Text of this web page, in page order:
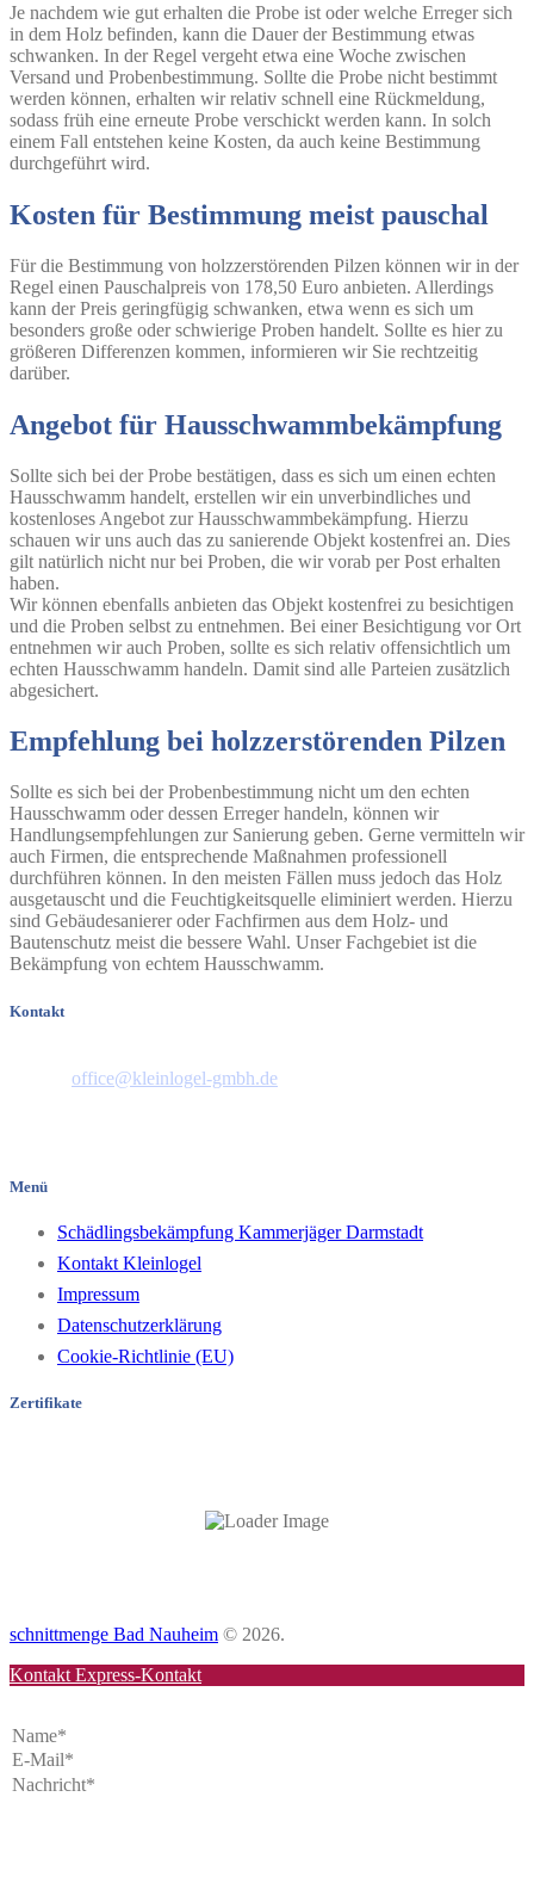
Je nachdem wie gut erhalten die Probe ist oder welche Erreger sich
in dem Holz befinden, kann die Dauer der Bestimmung etwas
schwanken. In der Regel vergeht etwa eine Woche zwischen
Versand und Probenbestimmung. Sollte die Probe nicht bestimmt
werden können, erhalten wir relativ schnell eine Rückmeldung,
sodass früh eine erneute Probe verschickt werden kann. In solch
einem Fall entstehen keine Kosten, da auch keine Bestimmung
durchgeführt wird.
Kosten für Bestimmung meist pauschal
Für die Bestimmung von holzzerstörenden Pilzen können wir in der
Regel einen Pauschalpreis von 178,50 Euro anbieten. Allerdings
kann der Preis geringfügig schwanken, etwa wenn es sich um
besonders große oder schwierige Proben handelt. Sollte es hier zu
größeren Differenzen kommen, informieren wir Sie rechtzeitig
darüber.
Angebot für Hausschwammbekämpfung
Sollte sich bei der Probe bestätigen, dass es sich um einen echten
Hausschwamm handelt, erstellen wir ein unverbindliches und
kostenloses Angebot zur Hausschwammbekämpfung. Hierzu
schauen wir uns auch das zu sanierende Objekt kostenfrei an. Dies
gilt natürlich nicht nur bei Proben, die wir vorab per Post erhalten
haben.
Wir können ebenfalls anbieten das Objekt kostenfrei zu besichtigen
und die Proben selbst zu entnehmen. Bei einer Besichtigung vor Ort
entnehmen wir auch Proben, sollte es sich relativ offensichtlich um
echten Hausschwamm handeln. Damit sind alle Parteien zusätzlich
abgesichert.
Empfehlung bei holzzerstörenden Pilzen
Sollte es sich bei der Probenbestimmung nicht um den echten
Hausschwamm oder dessen Erreger handeln, können wir
Handlungsempfehlungen zur Sanierung geben. Gerne vermitteln wir
auch Firmen, die entsprechende Maßnahmen professionell
durchführen können. In den meisten Fällen muss jedoch das Holz
ausgetauscht und die Feuchtigkeitsquelle eliminiert werden. Hierzu
sind Gebäudesanierer oder Fachfirmen aus dem Holz- und
Bautenschutz meist die bessere Wahl. Unser Fachgebiet ist die
Bekämpfung von echtem Hausschwamm.
Kontakt
office@kleinlogel-gmbh.de
Menü
Schädlingsbekämpfung Kammerjäger Darmstadt
Kontakt Kleinlogel
Impressum
Datenschutzerklärung
Cookie-Richtlinie (EU)
Zertifikate
schnittmenge Bad Nauheim © 2026.
Kontakt Express-Kontakt